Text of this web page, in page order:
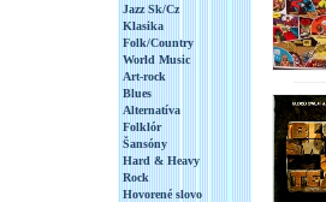
Jazz Sk/Cz
Klasika
Folk/Country
World Music
Art-rock
Blues
Alternatíva
Folklór
Šansóny
Hard & Heavy
Rock
Hovorené slovo